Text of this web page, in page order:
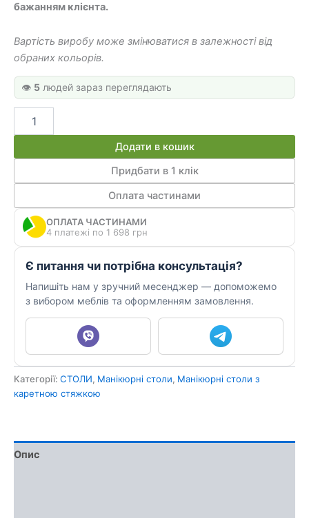
бажанням клієнта.
Вартість виробу може змінюватися в залежності від
обраних кольорів.
👁️ 5 людей зараз переглядають
035
Додати в кошик
Придбати в 1 клік
Оплата частинами
ОПЛАТА ЧАСТИНАМИ
4 платежі по 1 698 грн
Є питання чи потрібна консультація?
Напишіть нам у зручний месенджер — допоможемо
з вибором меблів та оформленням замовлення.
Категорії: СТОЛИ, Манікюрні столи, Манікюрні столи з
каретною стяжкою
Опис